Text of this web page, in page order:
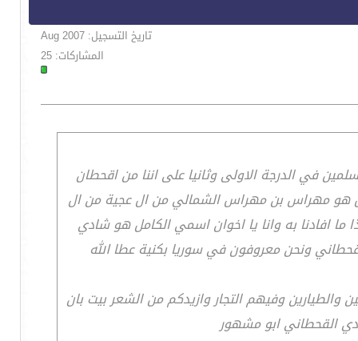
تاريخ التسجيل: Aug 2007
المشاركات: 25
في الدرجة الاولى وثانيا على اننا من اقحطان
اولاد عم ومن دم واحد وجدنا الخامس هو مهراس بن مهراس الشمالي من ال عجية من ال
افادنا به وانا يا اخوان اسمي الكامل هو شادي
ونحن معروفون في سوريا بكنية عطا الله
وفيهم التجار وازيدكم من الشعر بيت بان